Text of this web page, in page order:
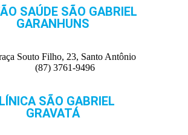
SAÚDE SÃO GABRIEL
GARANHUNS
Souto Filho, 23, Santo Antônio
(87) 3761-9496
SÃO GABRIEL
GRAVATÁ